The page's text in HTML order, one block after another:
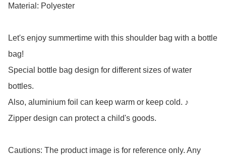
Material: Polyester
Let's enjoy summertime with this shoulder bag with a bottle
bag!
Special bottle bag design for different sizes of water
bottles.
Also, aluminium foil can keep warm or keep cold. ♪
Zipper design can protect a child's goods.
Cautions: The product image is for reference only. Any